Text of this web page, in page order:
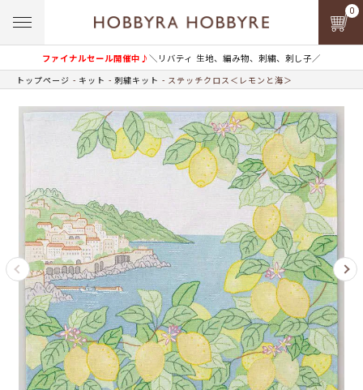
ファイナルセール開催中♪＼リバティ 生地、編み物、刺繍、刺し子／
0
トップページ キット 刺繍キット ステッチクロス＜レモンと海＞